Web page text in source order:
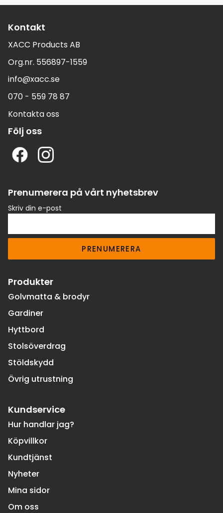
Kontakt
XACC Products AB
Org.nr. 556897-1559
info@xacc.se
070 - 559 78 87
Kontakta oss
Följ oss
Prenumerera på vårt nyhetsbrev
Skriv din e-post
PRENUMERERA
Produkter
Golvmatta & brodyr
Gardiner
Hyttbord
Stolsöverdrag
Stöldskydd
Övrig utrustning
Kundservice
Hur handlar jag?
Köpvillkor
Kundtjänst
Nyheter
Mina sidor
Om oss